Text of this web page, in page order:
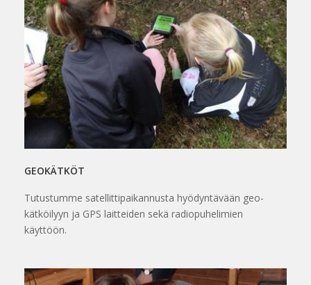
GEOKÄTKÖT
Tutustumme satellittipaikannusta hyödyntävään geo-
kätköilyyn ja GPS laitteiden sekä radiopuhelimien
käyttöön.